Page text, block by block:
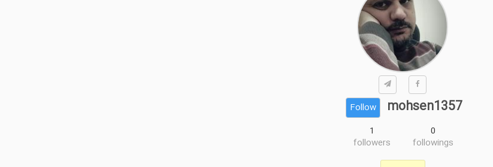
mohsen1357
Follow
0
followings
1
followers